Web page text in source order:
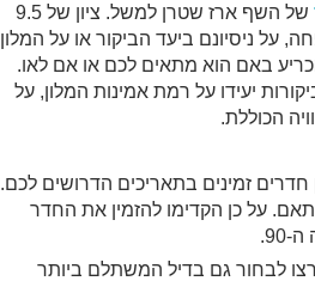
של השף ארז שטרן למשל. ציון של 9.5
על ניסיונם ביעד הביקור או על המלון
באם הוא מתאים לכם או אם לאו.
יעידו על רמת אמינות המלון, על
הכוללת.
חדרים זמינים בתאריכים הדרושים לכם.
על כן הקדימו להזמין את החדר
90.
לבחור גם בדיל המשתלם ביותר